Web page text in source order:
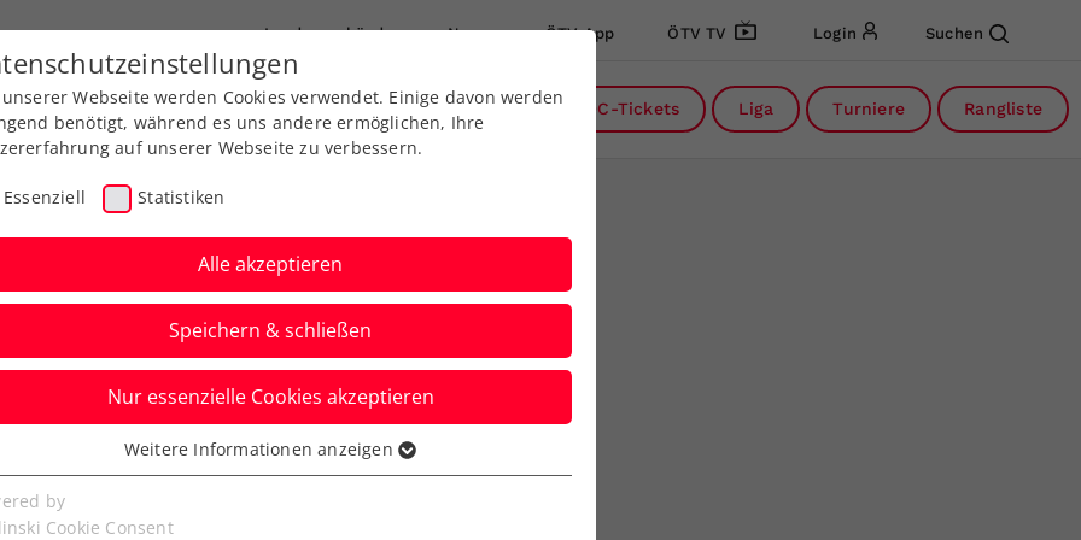
Landesverbände News ÖTV App ÖTV TV Login Suchen
Ausbildung Services Über uns DC-Tickets Liga Turniere Rangliste
Grabher-Siegesserie
Finale gestoppt
Webseite werden Cookies verwendet. Einige davon werden
benötigt, während es uns andere ermöglichen, Ihre
auf unserer Webseite zu verbessern.
Essenziell Statistiken
Alle akzeptieren
Speichern & schließen
Nur essenzielle Cookies akzeptieren
Cookies werden für grundlegende Funktionen der
benötigt. Dadurch ist gewährleistet, dass die Webseite
Weitere Informationen anzeigen
by
Cookie Consent